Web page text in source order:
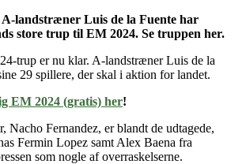
A-landstræner Luis de la Fuente har
store trup til EM 2024. Se truppen her.
trup er nu klar. A-landstræner Luis de la
29 spillere, der skal i aktion for landet.
EM 2024 (gratis) her!
Nacho Fernandez, er blandt de udtagede,
Fermin Lopez samt Alex Baena fra
som nogle af overraskelserne.